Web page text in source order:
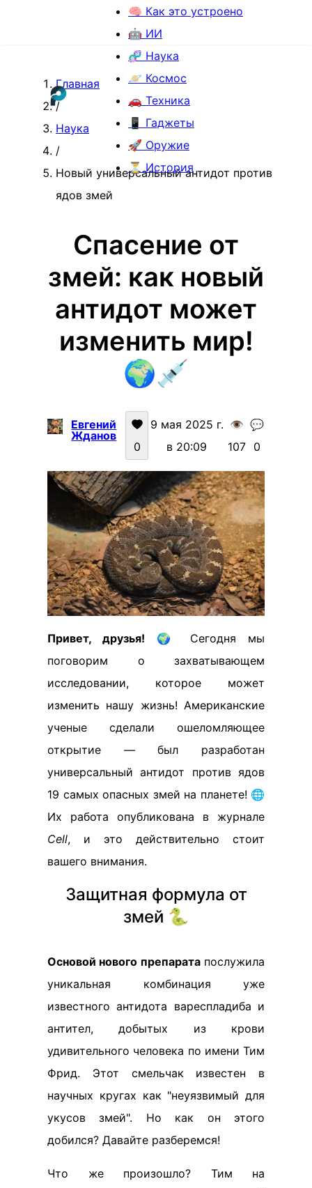
🧠 Как это устроено
🤖 ИИ
🧬 Наука
🪐 Космос
🚗 Техника
📱 Гаджеты
🚀 Оружие
⏳ История
Главная
/
Наука
/
Новый универсальный антидот против
ядов змей
Спасение от
змей: как новый
антидот может
изменить мир!
🌍💉
Евгений
Жданов
0
9 мая 2025 г.
в 20:09
👁️
107
💬
0
Привет, друзья! 🌍 Сегодня мы
поговорим о захватывающем
исследовании, которое может
изменить нашу жизнь! Американские
ученые сделали ошеломляющее
открытие — был разработан
универсальный антидот против ядов
19 самых опасных змей на планете! 🌐
Их работа опубликована в журнале
Cell, и это действительно стоит
вашего внимания.
Защитная формула от
змей 🐍
Основой нового препаратапослужила
уникальная комбинация уже
известного антидота вареспладиба и
антител, добытых из крови
удивительного человека по имени Тим
Фрид. Этот смельчак известен в
научных кругах как "неуязвимый для
укусов змей". Но как он этого
добился? Давайте разберемся!
Что же произошло? Тим на